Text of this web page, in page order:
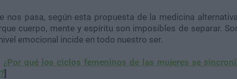
nos pasa, según esta propuesta de la medicina
cuerpo, mente y espíritu son imposibles de separar.
emocional incide en todo nuestro ser.
¿Por qué los ciclos femeninos de las mujeres se
]